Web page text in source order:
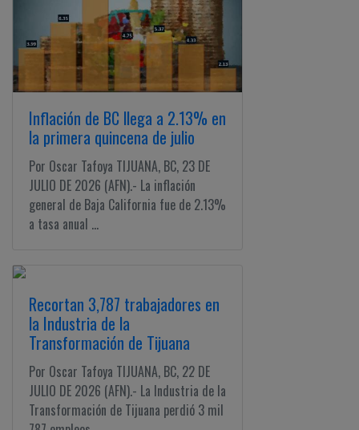
Inflación de BC llega a 2.13% en
la primera quincena de julio
Por Oscar Tafoya TIJUANA, BC, 23 DE
JULIO DE 2026 (AFN).- La inflación
general de Baja California fue de 2.13%
a tasa anual ...
Recortan 3,787 trabajadores en
la Industria de la
Transformación de Tijuana
Por Oscar Tafoya TIJUANA, BC, 22 DE
JULIO DE 2026 (AFN).- La Industria de la
Transformación de Tijuana perdió 3 mil